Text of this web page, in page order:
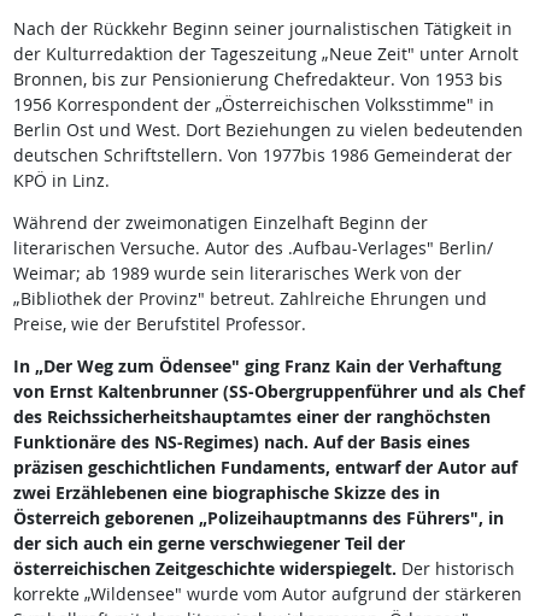
Nach der Rückkehr Beginn seiner journalistischen Tätigkeit in
der Kulturredaktion der Tageszeitung „Neue Zeit" unter Arnolt
Bronnen, bis zur Pensionierung Chefredakteur. Von 1953 bis
1956 Korrespondent der „Österreichischen Volksstimme" in
Berlin Ost und West. Dort Beziehungen zu vielen bedeutenden
deutschen Schriftstellern. Von 1977bis 1986 Gemeinderat der
KPÖ in Linz.
Während der zweimonatigen Einzelhaft Beginn der
literarischen Versuche. Autor des .Aufbau-Verlages" Berlin/
Weimar; ab 1989 wurde sein literarisches Werk von der
„Bibliothek der Provinz" betreut. Zahlreiche Ehrungen und
Preise, wie der Berufstitel Professor.
In „Der Weg zum Ödensee" ging Franz Kain der Verhaftung
von Ernst Kaltenbrunner (SS-Obergruppenführer und als Chef
des Reichssicherheitshauptamtes einer der ranghöchsten
Funktionäre des NS-Regimes) nach. Auf der Basis eines
präzisen geschichtlichen Fundaments, entwarf der Autor auf
zwei Erzählebenen eine biographische Skizze des in
Österreich geborenen „Polizeihauptmanns des Führers", in
der sich auch ein gerne verschwiegener Teil der
österreichischen Zeitgeschichte widerspiegelt. Der historisch
korrekte „Wildensee" wurde vom Autor aufgrund der stärkeren